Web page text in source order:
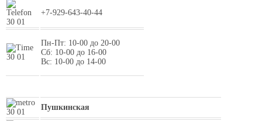
+7-929-643-40-44
Пн-Пт: 10-00 до 20-00
Сб: 10-00 до 16-00
Вс: 10-00 до 14-00
Пушкинская